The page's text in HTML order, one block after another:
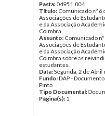
Pasta:04951.004
Título: Comunicado nº 6
Associações de
e da Associação
Coimbra
Assunto: Comunicado nº
Associações de
e da Associação
Coimbra sobre as
estudantes.
Data:Segunda, 2 de Abril
Fundo:DAP -
Pinto
Tipo Documental:
Página(s): 1